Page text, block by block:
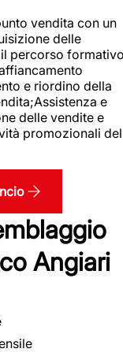
vendita con un
delle
percorso
e riordino della
e
delle vendite e
promozionali del
Angiari